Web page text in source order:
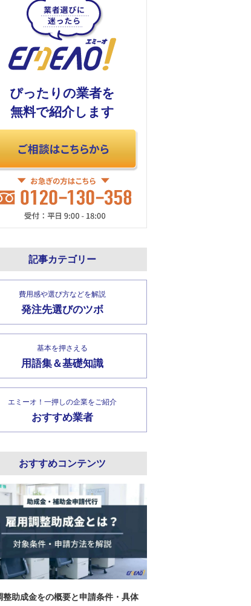
ぴったりの業者を
無料で紹介します
記事カテゴリー
費用感や選び方などを解説
発注先選びのツボ
基本を押さえる
用語集＆基礎知識
エミーオ！一押しの企業をご紹介
おすすめ業者
おすすめコンテンツ
整助成金をの概要と申請条件・具体